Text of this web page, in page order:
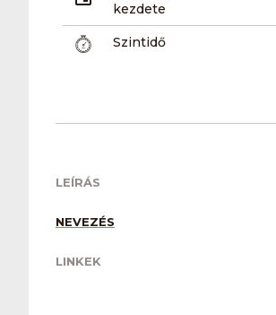
kezdete
Szintidő
LEÍRÁS
NEVEZÉS
LINKEK